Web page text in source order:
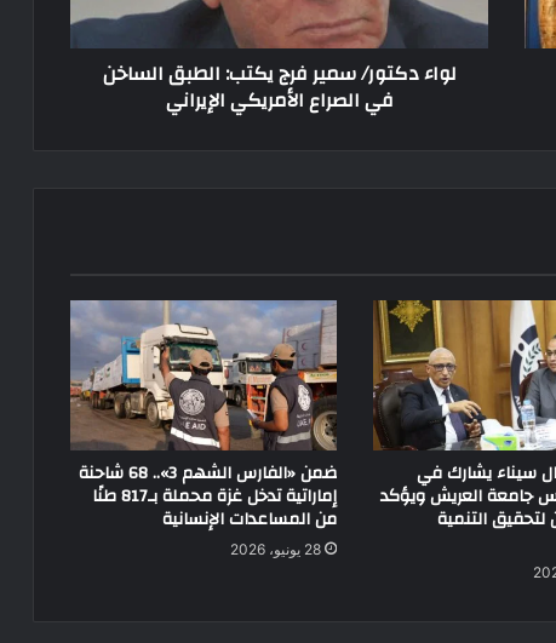
لواء دكتور/ سمير فرج يكتب: الطبق الساخن
في الصراع الأمريكي الإيراني
سيناء يشارك في
جامعة العريش ويؤكد
التنمية
ضمن «الفارس الشهم 3».. 68 شاحنة
إماراتية تدخل غزة محملة بـ817 طنًا
من المساعدات الإنسانية
28 يونيو، 2026